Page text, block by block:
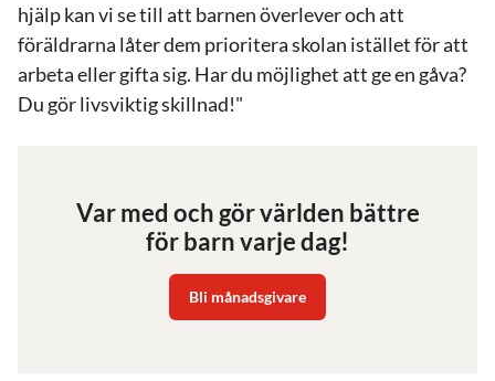
hjälp kan vi se till att barnen överlever och att
föräldrarna låter dem prioritera skolan istället för att
arbeta eller gifta sig. Har du möjlighet att ge en gåva?
Du gör livsviktig skillnad!"
Var med och gör världen bättre
för barn varje dag!
Bli månadsgivare